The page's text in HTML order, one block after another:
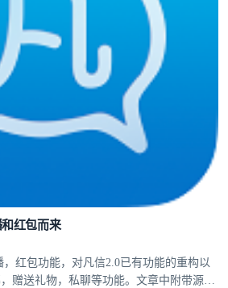
红包而来
红包功能，对凡信2.0已有功能的重构以
赠送礼物，私聊等功能。文章中附带源